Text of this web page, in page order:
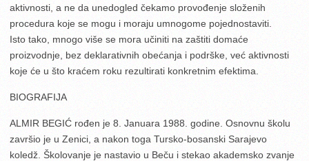
aktivnosti, a ne da unedogled čekamo provođenje složenih
procedura koje se mogu i moraju umnogome pojednostaviti.
Isto tako, mnogo više se mora učiniti na zaštiti domaće
proizvodnje, bez deklarativnih obećanja i podrške, već aktivnosti
koje će u što kraćem roku rezultirati konkretnim efektima.
BIOGRAFIJA
ALMIR BEGIĆ rođen je 8. Januara 1988. godine. Osnovnu školu
završio je u Zenici, a nakon toga Tursko-bosanski Sarajevo
koledž. Školovanje je nastavio u Beču i stekao akademsko zvanje